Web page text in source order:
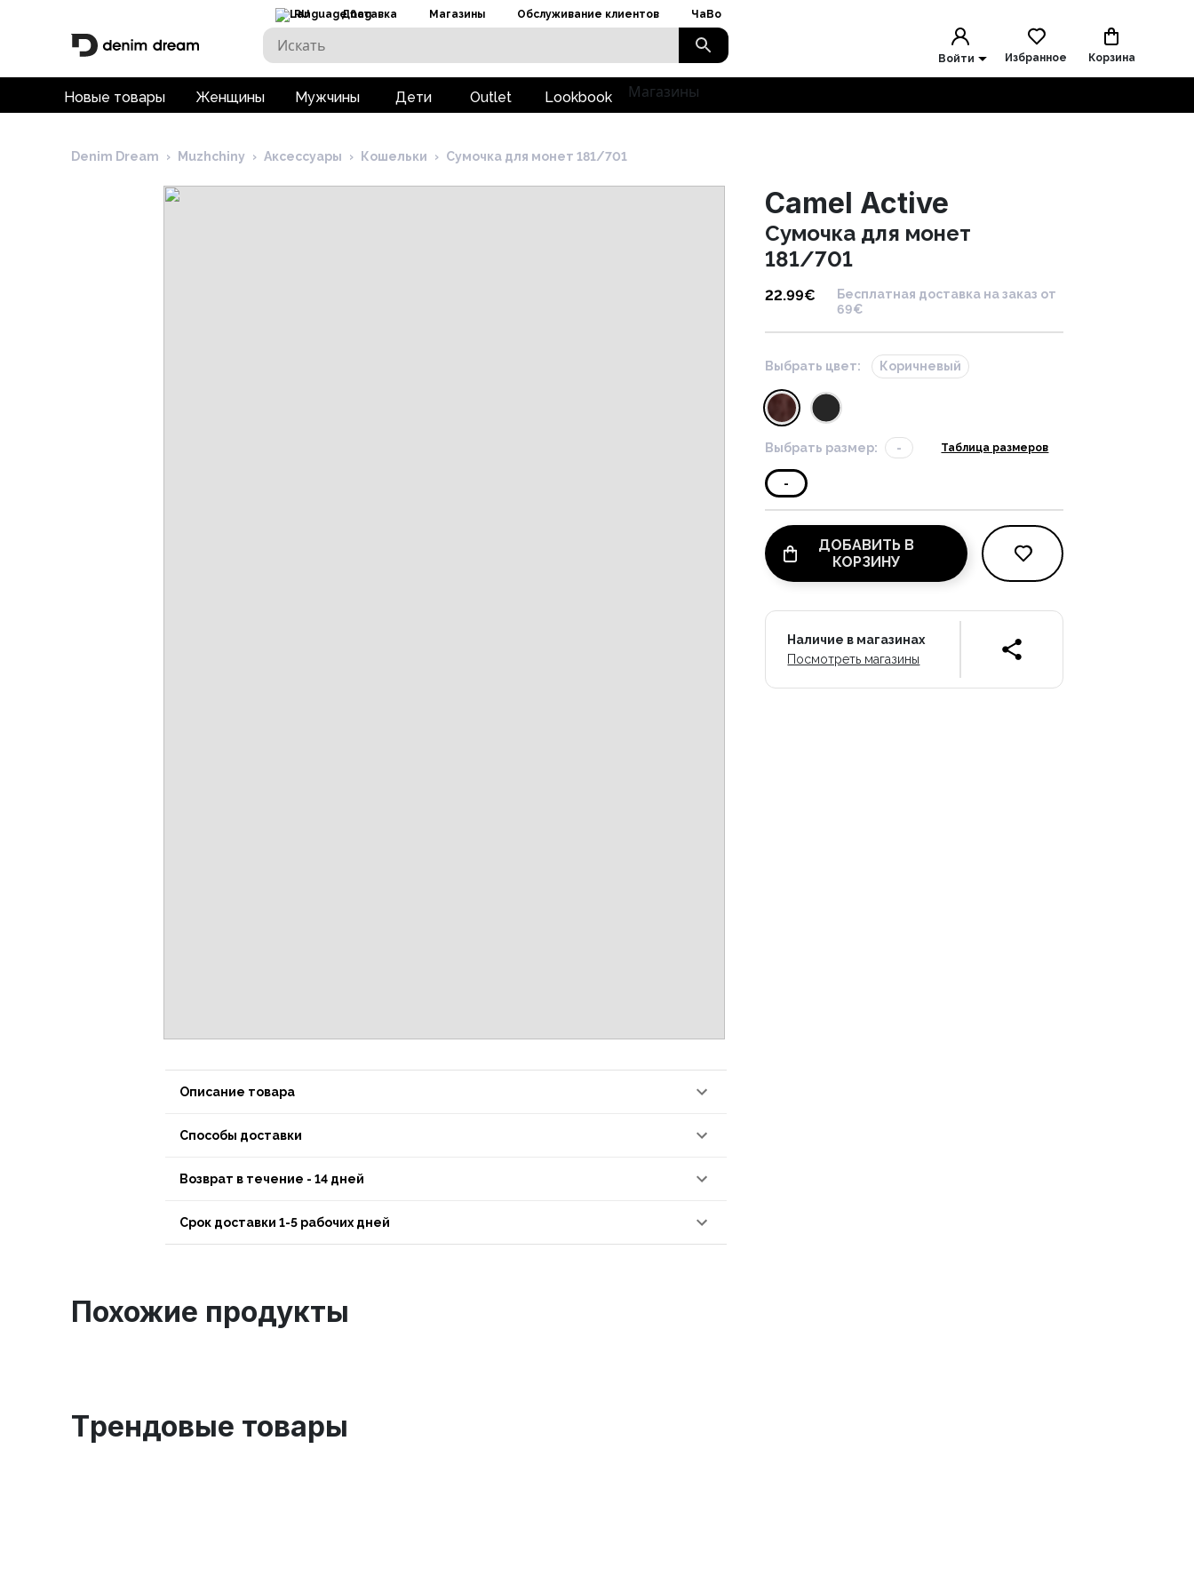
RU Доставка Магазины Обслуживание клиентов ЧаВо
Войти Избранное Корзина
Новые товары Женщины Мужчины Дети Outlet Lookbook Магазины
Denim Dream › Muzhchiny › Аксессуары › Кошельки › Сумочка для монет 181/701
Описание товара
Способы доставки
Возврат в течение - 14 дней
Срок доставки 1-5 рабочих дней
Camel Active
Сумочка для монет
181/701
22.99€
Бесплатная доставка на заказ от
69€
Выбрать цвет: Коричневый
Выбрать размер: - Таблица размеров
-
ДОБАВИТЬ В
КОРЗИНУ
Наличие в магазинах
Посмотреть магазины
Похожие продукты
Tрендовые товары